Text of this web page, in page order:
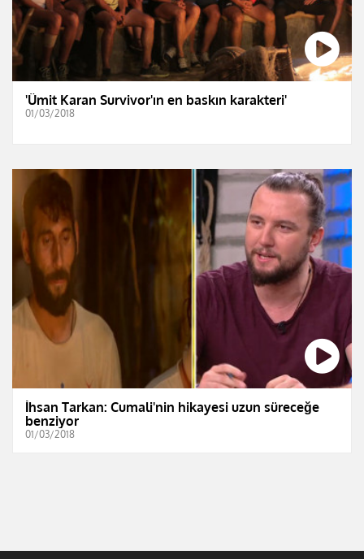
'Ümit Karan Survivor'ın en baskın karakteri'
01/03/2018
İhsan Tarkan: Cumali'nin hikayesi uzun süreceğe
benziyor
01/03/2018